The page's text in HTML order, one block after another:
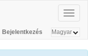
Bejelentkezés